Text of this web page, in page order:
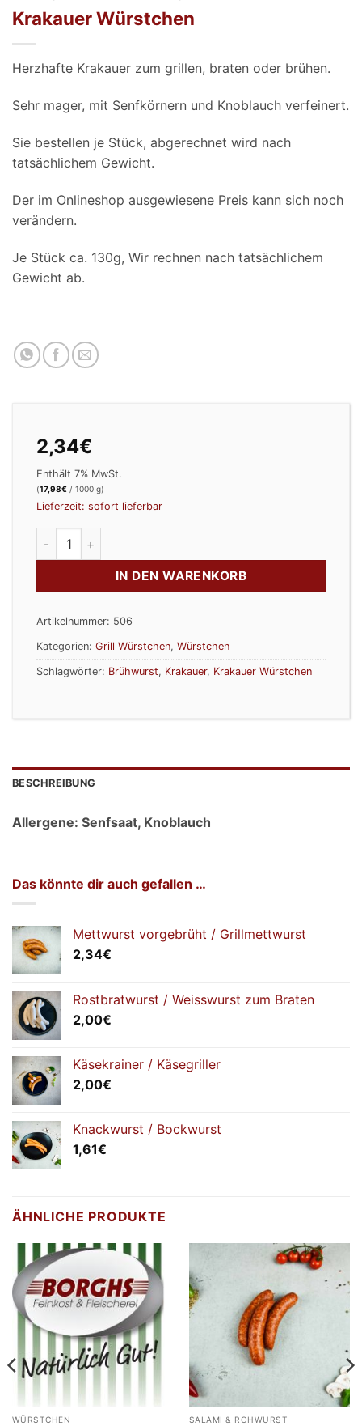
Krakauer Würstchen
Herzhafte Krakauer zum grillen, braten oder brühen.
Sehr mager, mit Senfkörnern und Knoblauch verfeinert.
Sie bestellen je Stück, abgerechnet wird nach
tatsächlichem Gewicht.
Der im Onlineshop ausgewiesene Preis kann sich noch
verändern.
Je Stück ca. 130g, Wir rechnen nach tatsächlichem
Gewicht ab.
2,34€
Enthält 7% MwSt.
(17,98€ / 1000 g)
Lieferzeit: sofort lieferbar
Krakauer Würstchen Menge
IN DEN WARENKORB
Artikelnummer: 506
Kategorien: Grill Würstchen, Würstchen
Schlagwörter: Brühwurst, Krakauer, Krakauer Würstchen
BESCHREIBUNG
Allergene: Senfsaat, Knoblauch
Das könnte dir auch gefallen …
Mettwurst vorgebrüht / Grillmettwurst
2,34€
Rostbratwurst / Weisswurst zum Braten
2,00€
Käsekrainer / Käsegriller
2,00€
Knackwurst / Bockwurst
1,61€
ÄHNLICHE PRODUKTE
WÜRSTCHEN SALAMI & ROHWURST